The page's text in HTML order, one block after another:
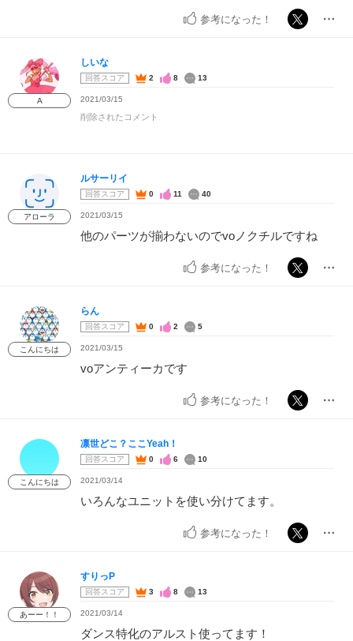
参考になった！
A
しいな
回答スコア 2 8 13
2021/03/15
削除されたコメント
アローラ
ルサーリイ
回答スコア 0 11 40
2021/03/15
他のパーツが揃わないのでvoノクチルですね
参考になった！
こんにちは
らん
回答スコア 0 2 5
2021/03/15
voアンティーカです
参考になった！
こんにちは
凛世どこ？ここYeah！
回答スコア 0 6 10
2021/03/14
いろんなユニットを使い分けてます。
参考になった！
あーー！！
すりっP
回答スコア 3 8 13
2021/03/14
ダンス特化のアルスト使ってます！